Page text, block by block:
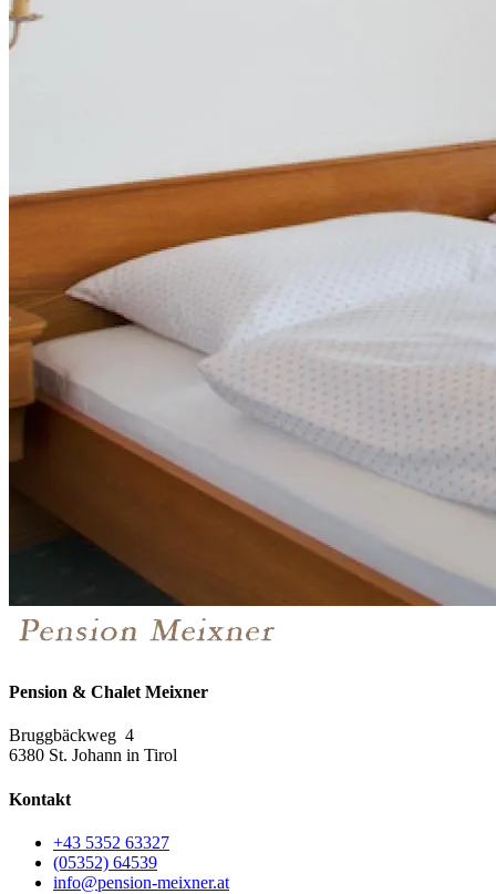
Pension & Chalet Meixner
Bruggbäckweg 4
6380 St. Johann in Tirol
Kontakt
+43 5352 63327
(05352) 64539
info@pension-meixner.at